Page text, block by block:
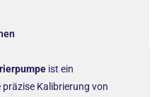
ist ein
Kalibrierung von